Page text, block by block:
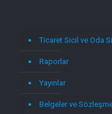
Ticaret Sicil ve Oda
Raporlar
Yayınlar
Belgeler ve